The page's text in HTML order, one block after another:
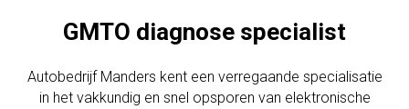
GMTO diagnose specialist
Autobedrijf Manders kent een verregaande specialisatie
in het vakkundig en snel opsporen van elektronische